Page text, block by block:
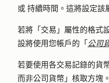
或 持續時間 。這將設定該
若將「交易」屬性的格式
設將使用您帳戶的「 公司
若要使用各交易記錄的貨
而非公司貨幣 」核取方塊